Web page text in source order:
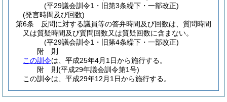
(平29議会訓令1・旧第3条繰下・一部改正)
(発言時間及び回数)
第6条
反問に対する議員等の答弁時間及び回数は、質問時間
又は質疑時間及び質問回数又は質疑回数に含まない。
(平29議会訓令1・旧第4条繰下・一部改正)
附 則
この訓令は、平成25年4月1日から施行する。
附 則(平成29年議会訓令第1号)
この訓令は、平成29年12月1日から施行する。